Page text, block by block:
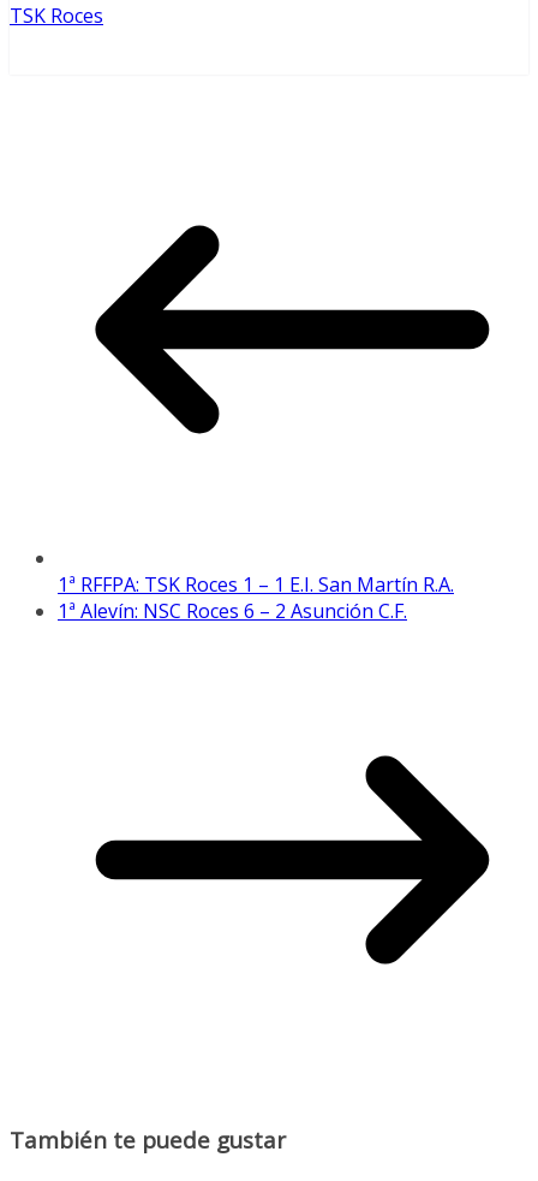
TSK Roces
1ª RFFPA: TSK Roces 1 – 1 E.I. San Martín R.A.
1ª Alevín: NSC Roces 6 – 2 Asunción C.F.
También te puede gustar